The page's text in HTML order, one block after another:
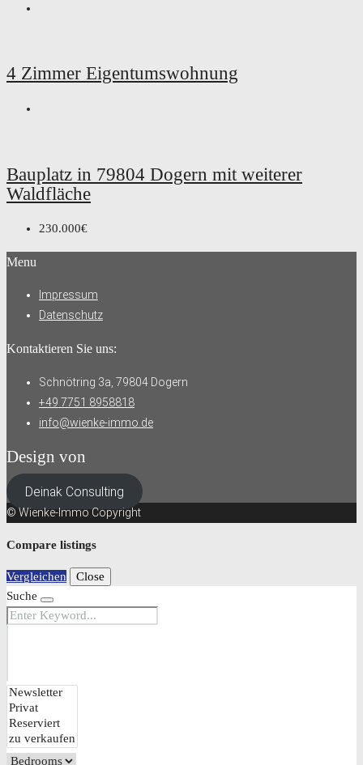
4 Zimmer Eigentumswohnung
Bauplatz in 79804 Dogern mit weiterer
Waldfläche
230.000€
Menu
Impressum
Datenschutz
Kontaktieren Sie uns:
Schnötring 3a, 79804 Dogern
+49 7751 8958818
info@wienke-immo.de
Design von
Deinak Consulting
© Wienke-Immo Copyright
Compare listings
Vergleichen
Close
Suche